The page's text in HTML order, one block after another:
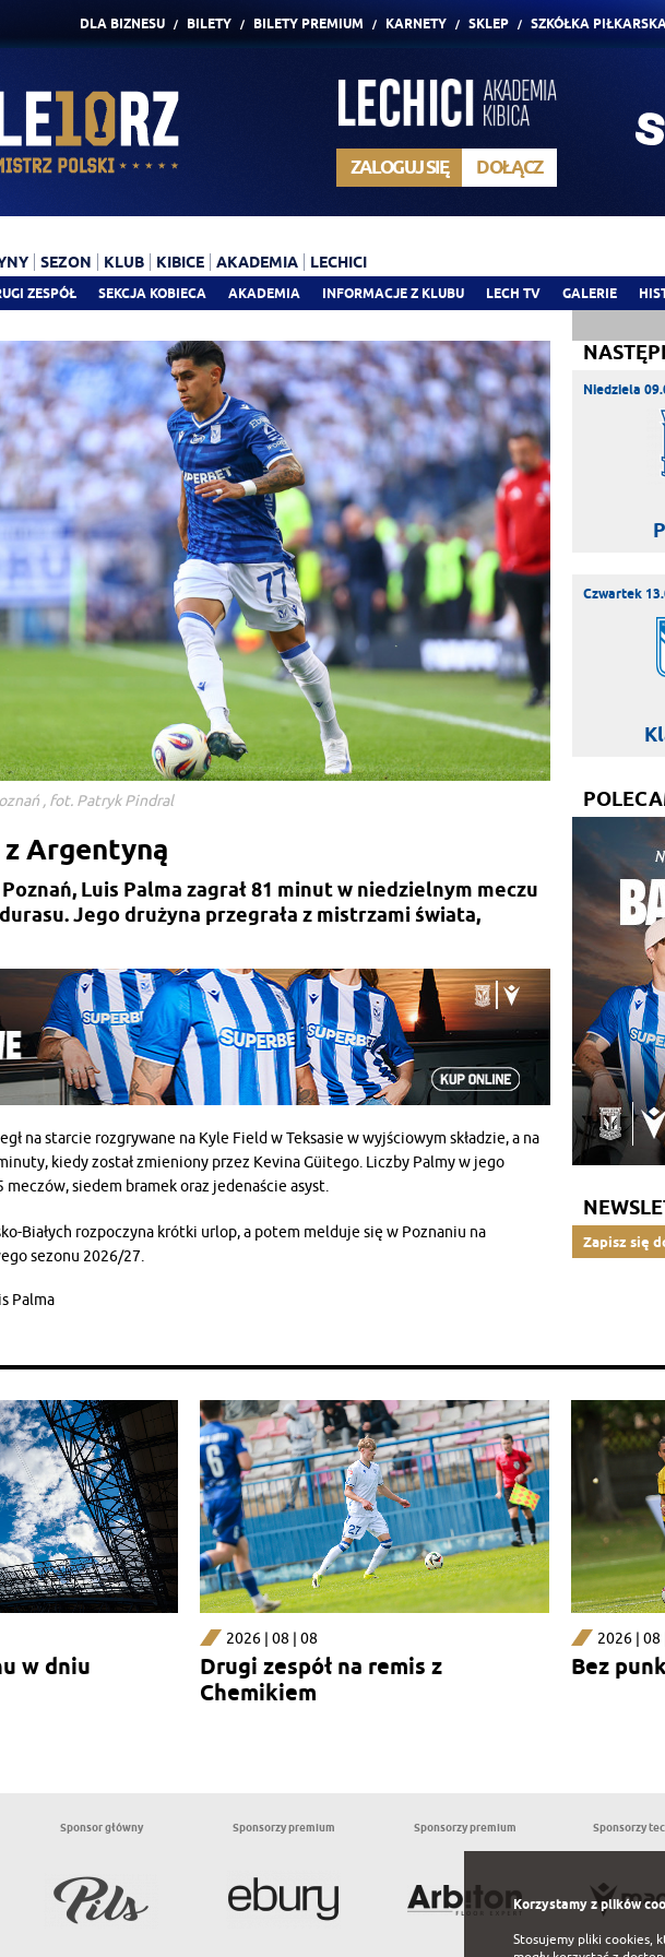
DLA BIZNESU BILETY BILETY PREMIUM KARNETY SKLEP SZKÓŁKA
ZALOGUJ SIĘ DOŁĄCZ
ZESPÓŁ SEKCJA KOBIECA AKADEMIA INFORMACJE Z KLUBU LECH TV GALERIE
SEZON KLUB KIBICE AKADEMIA LECHICI
, fot. Patryk Pindral
z Argentyną
Luis Palma zagrał 81 minut w niedzielnym meczu
Jego drużyna przegrała z mistrzami świata,
na starcie rozgrywane na Kyle Field w Teksasie w wyjściowym składzie, a na
kiedy został zmieniony przez Kevina Güitego. Liczby Palmy w jego
siedem bramek oraz jedenaście asyst.
Białych rozpoczyna krótki urlop, a potem melduje się w Poznaniu na
sezonu 2026/27.
Palma
Niedziela
Czwartek
Zapisz się
w dniu
2026 | 08 | 08
Drugi zespół na remis z
Chemikiem
2026 | 08
Bez
Sponsor główny Sponsorzy premium Sponsorzy premium Sponsorzy
Korzystamy z plików
Stosujemy pliki cookies,